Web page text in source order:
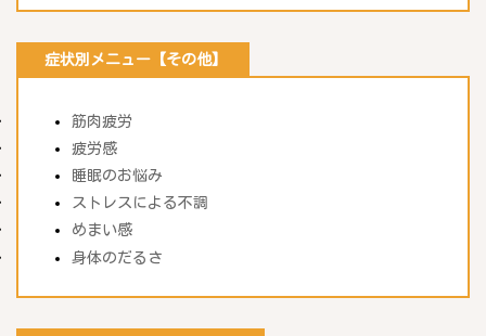
症状別メニュー【その他】
筋肉疲労
疲労感
睡眠のお悩み
ストレスによる不調
めまい感
身体のだるさ